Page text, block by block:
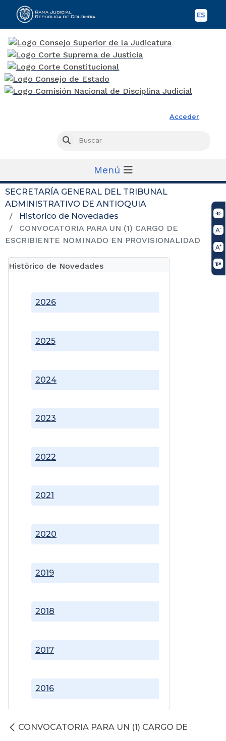
ES
Acceder
Buscar
Menú
SECRETARÍA GENERAL DEL TRIBUNAL
ADMINISTRATIVO DE ANTIOQUIA
Historico de Novedades
CONVOCATORIA PARA UN (1) CARGO DE
ESCRIBIENTE NOMINADO EN PROVISIONALIDAD
Histórico de Novedades
2016
2017
2018
2019
2020
2021
2022
2023
2024
2025
2026
CONVOCATORIA PARA UN (1) CARGO DE